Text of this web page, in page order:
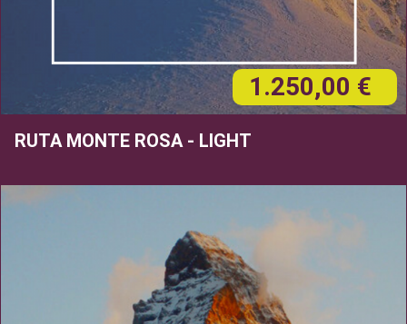
1.250,00 €
RUTA MONTE ROSA - LIGHT